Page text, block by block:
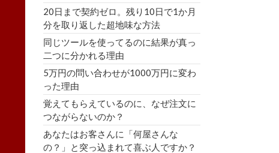
20日まで契約ゼロ。残り10日で1か月
分を取り返した超地味な方法
同じツールを使ってるのに結果が真っ
二つに分かれる理由
5万円の問い合わせが1000万円に変わ
った理由
覚えてもらえているのに、なぜ注文に
つながらないのか？
あなたはお客さんに「何屋さんな
の？」と突っ込まれて喜ぶ人ですか？